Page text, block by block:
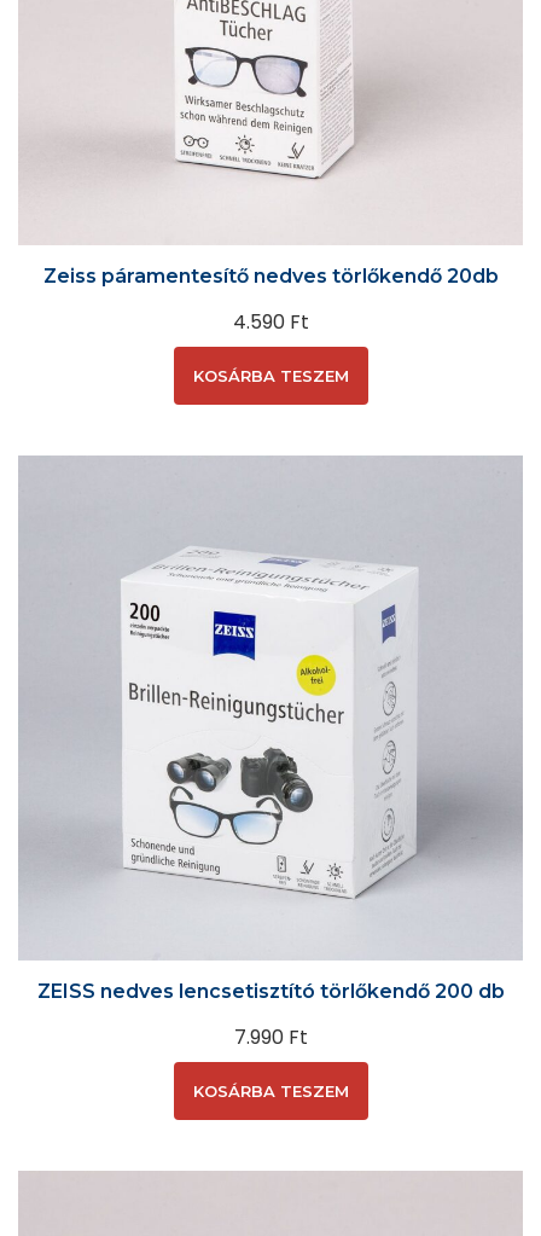
Zeiss páramentesítő nedves törlőkendő 20db
4.590 Ft
KOSÁRBA TESZEM
ZEISS nedves lencsetisztító törlőkendő 200 db
7.990 Ft
KOSÁRBA TESZEM